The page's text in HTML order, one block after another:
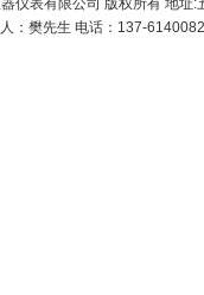
仪表有限公司 版权所有 地
：樊先生 电话：137-